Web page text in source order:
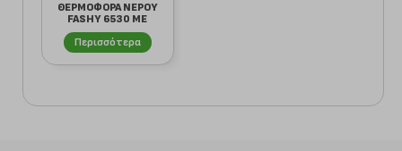
ΘΕΡΜΟΦΟΡΑ ΝΕΡΟΥ
FASHY 6530 ΜΕ
ΚΑΛΥΜΜΑ FLEECE
...
Περισσότερα